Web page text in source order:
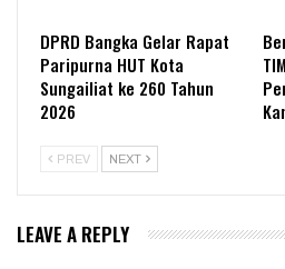
DPRD Bangka Gelar Rapat
Paripurna HUT Kota
Sungailiat ke 260 Tahun
2026
PREV NEXT
LEAVE A REPLY